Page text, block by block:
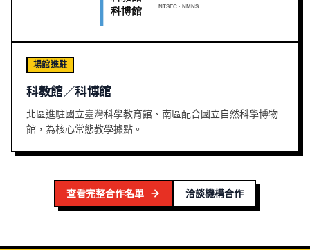
場館進駐
科教館／科博館
北區進駐國立臺灣科學教育館、南區配合國立自然科學博物
館，為核心常態教學據點。
查看完整合作名單 洽談機構合作